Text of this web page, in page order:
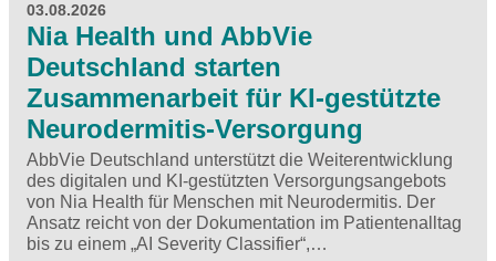
03.08.2026
Nia Health und AbbVie
Deutschland starten
Zusammenarbeit für KI-gestützte
Neurodermitis-Versorgung
AbbVie Deutschland unterstützt die Weiterentwicklung
des digitalen und KI-gestützten Versorgungsangebots
von Nia Health für Menschen mit Neurodermitis. Der
Ansatz reicht von der Dokumentation im Patientenalltag
bis zu einem „AI Severity Classifier“,…